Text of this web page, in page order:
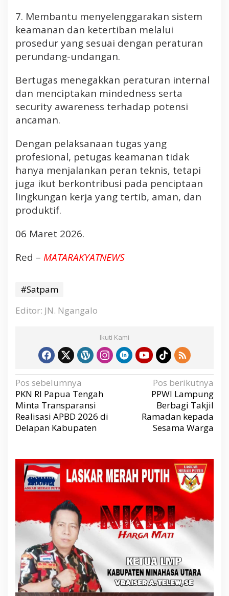
7. Membantu menyelenggarakan sistem
keamanan dan ketertiban melalui
prosedur yang sesuai dengan peraturan
perundang-undangan.
Bertugas menegakkan peraturan internal
dan menciptakan mindedness serta
security awareness terhadap potensi
ancaman.
Dengan pelaksanaan tugas yang
profesional, petugas keamanan tidak
hanya menjalankan peran teknis, tetapi
juga ikut berkontribusi pada penciptaan
lingkungan kerja yang tertib, aman, dan
produktif.
06 Maret 2026.
Red – MATARAKYATNEWS
#Satpam
Editor: JN. Ngangalo
Ikuti Kami
N
a
v
i
g
a
s
i
p
o
Pos sebelumnya
PKN RI Papua Tengah
Minta Transparansi
Realisasi APBD 2026 di
Delapan Kabupaten
Pos berikutnya
PPWI Lampung
Berbagi Takjil
Ramadan kepada
Sesama Warga